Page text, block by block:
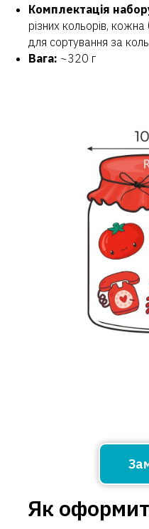
Комплектація
різних кольорів,
для сортування за
Вага: ~320 г
Як